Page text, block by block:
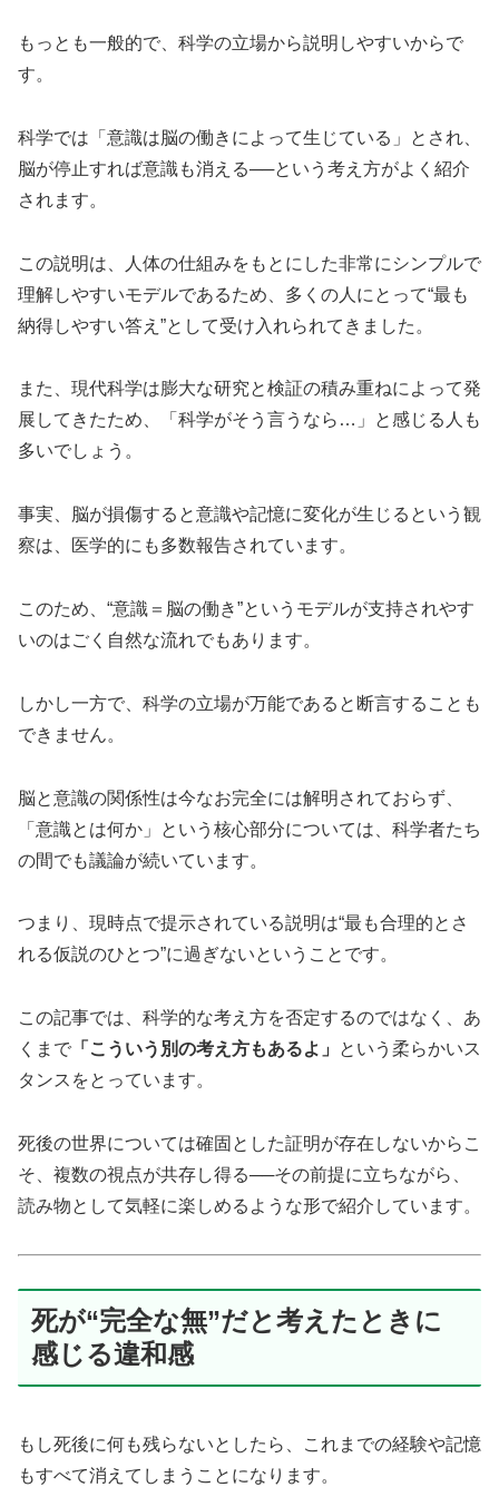
もっとも一般的で、科学の立場から説明しやすいからで
す。
科学では「意識は脳の働きによって生じている」とされ、
脳が停止すれば意識も消える──という考え方がよく紹介
されます。
この説明は、人体の仕組みをもとにした非常にシンプルで
理解しやすいモデルであるため、多くの人にとって“最も
納得しやすい答え”として受け入れられてきました。
また、現代科学は膨大な研究と検証の積み重ねによって発
展してきたため、「科学がそう言うなら…」と感じる人も
多いでしょう。
事実、脳が損傷すると意識や記憶に変化が生じるという観
察は、医学的にも多数報告されています。
このため、“意識＝脳の働き”というモデルが支持されやす
いのはごく自然な流れでもあります。
しかし一方で、科学の立場が万能であると断言することも
できません。
脳と意識の関係性は今なお完全には解明されておらず、
「意識とは何か」という核心部分については、科学者たち
の間でも議論が続いています。
つまり、現時点で提示されている説明は“最も合理的とさ
れる仮説のひとつ”に過ぎないということです。
この記事では、科学的な考え方を否定するのではなく、あ
くまで 「こういう別の考え方もあるよ」
という柔らかいス
タンスをとっています。
死後の世界については確固とした証明が存在しないからこ
そ、複数の視点が共存し得る──その前提に立ちながら、
読み物として気軽に楽しめるような形で紹介しています。
死が“完全な無”だと考えたときに
感じる違和感
もし死後に何も残らないとしたら、これまでの経験や記憶
もすべて消えてしまうことになります。